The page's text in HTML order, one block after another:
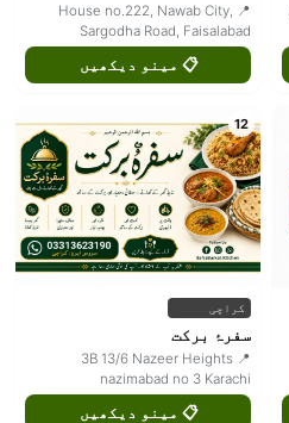
📍 House no.222, Nawab City,
Sargodha Road, Faisalabad
📋 مینو دیکھیں
12
کراچی
سفرۂ برکت
📍 3B 13/6 Nazeer Heights
nazimabad no 3 Karachi
📋 مینو دیکھیں